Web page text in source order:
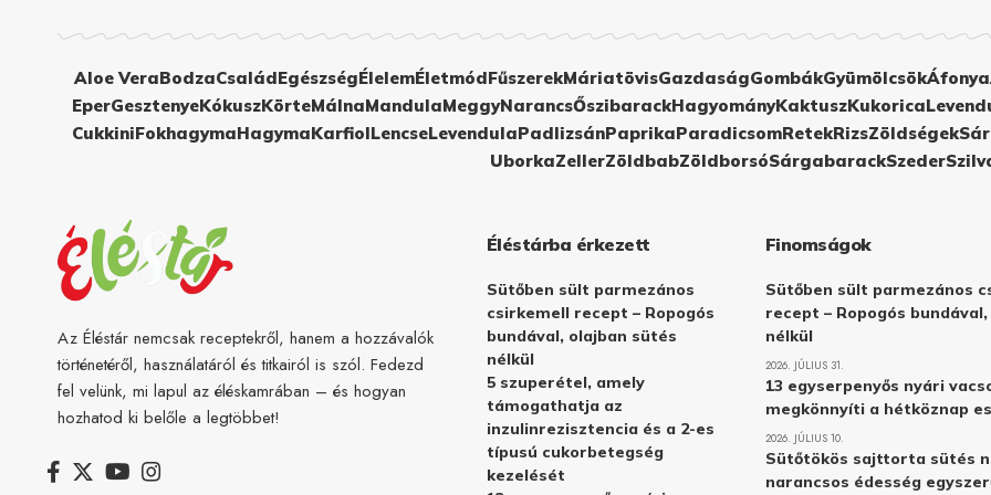
Aloe VeraBodzaCsaládEgészségÉlelemÉletmódFűszerekMáriatövisGazdaságGombákGyümölcsökÁfonya
EperGesztenyeKókuszKörteMálnaMandulaMeggyNarancsŐszibarackHagyományKaktuszKukorica
CukkiniFokhagymaHagymaKarfiolLencseLevendulaPadlizsánPaprikaParadicsomRetekRizsZöldségek
UborkaZellerZöldbabZöldborsóSárgabarackSzeder
Az Éléstár nemcsak receptekről, hanem a hozzávalók
történetéről, használatáról és titkairól is szól. Fedezd
fel velünk, mi lapul az éléskamrában – és hogyan
hozhatod ki belőle a legtöbbet!
Éléstárba érkezett
Sütőben sült parmezános
csirkemell recept – Ropogós
bundával, olajban sütés
nélkül
5 szuperétel, amely
támogathatja az
inzulinrezisztencia és a 2-es
típusú cukorbetegség
kezelését
Finomságok
Sütőben sült parmezános
recept – Ropogós
nélkül
2026. JÚLIUS 31.
13 egyserpenyős nyári
megkönnyíti a hétköznap
2026. JÚLIUS 10.
Sütőtökös sajttorta sütés
narancsos édesség